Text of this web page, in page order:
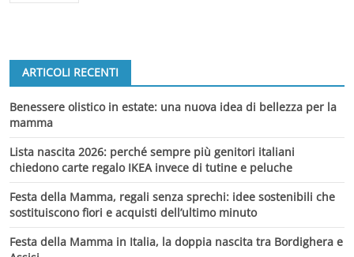
ARTICOLI RECENTI
Benessere olistico in estate: una nuova idea di bellezza per la
mamma
Lista nascita 2026: perché sempre più genitori italiani
chiedono carte regalo IKEA invece di tutine e peluche
Festa della Mamma, regali senza sprechi: idee sostenibili che
sostituiscono fiori e acquisti dell’ultimo minuto
Festa della Mamma in Italia, la doppia nascita tra Bordighera e